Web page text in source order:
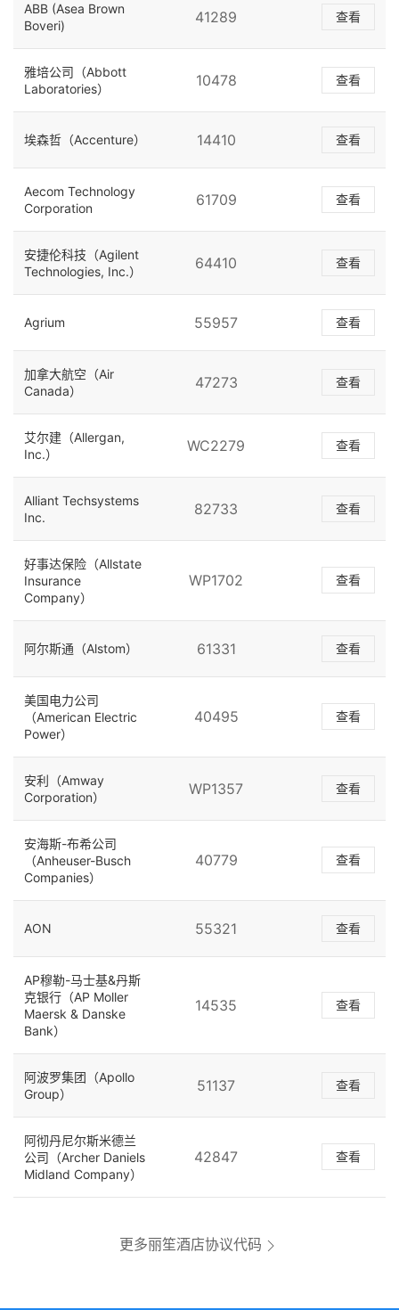
ABB (Asea Brown
Boveri)
41289 查看
雅培公司（Abbott
Laboratories）
10478 查看
埃森哲（Accenture） 14410 查看
Aecom Technology
Corporation
61709 查看
安捷伦科技（Agilent
Technologies, Inc.）
64410 查看
Agrium 55957 查看
加拿大航空（Air
Canada）
47273 查看
艾尔建（Allergan,
Inc.）
WC2279 查看
Alliant Techsystems
Inc.
82733 查看
好事达保险（Allstate
Insurance
Company）
WP1702 查看
阿尔斯通（Alstom） 61331 查看
美国电力公司
（American Electric
Power）
40495 查看
安利（Amway
Corporation）
WP1357 查看
安海斯-布希公司
（Anheuser-Busch
Companies）
40779 查看
AON 55321 查看
AP穆勒-马士基&丹斯
克银行（AP Moller
Maersk & Danske
Bank）
14535 查看
阿波罗集团（Apollo
Group）
51137 查看
阿彻丹尼尔斯米德兰
公司（Archer Daniels
Midland Company）
42847 查看
更多丽笙酒店协议代码